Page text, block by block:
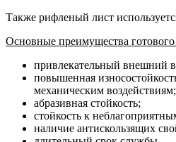
Также рифленый лист
Основные преимущества готового
привлекательный внешний
повышенная
механическим воздействиям;
абразивная стойкость;
стойкость к
наличие антискользящих